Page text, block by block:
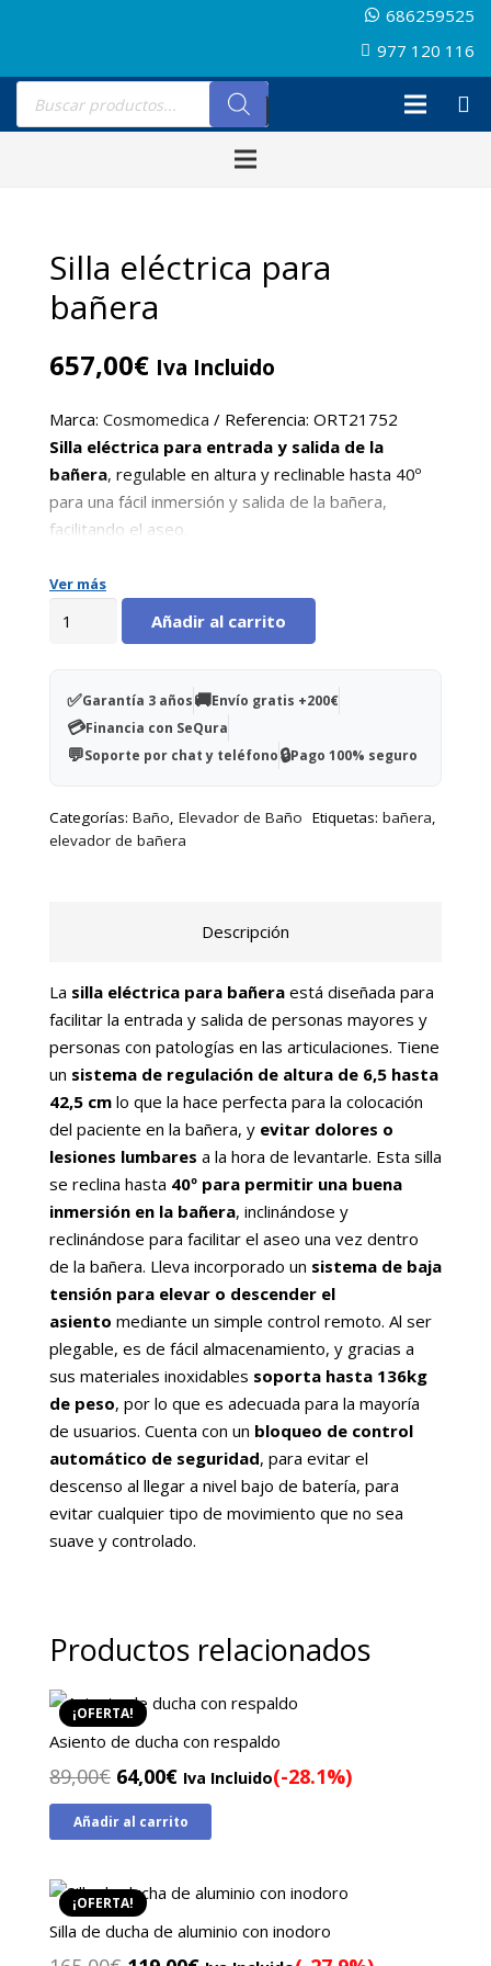
686259525
977 120 116
Búsqueda
productos
Silla eléctrica para
bañera
657,00€ Iva Incluido
Marca: Cosmomedica / Referencia: ORT21752
Silla eléctrica para entrada y salida de la
bañera, regulable en altura y reclinable hasta 40º
para una fácil inmersión y salida de la bañera,
facilitando el aseo.
Ver más
bañera
cantidad
Añadir al carrito
✅Garantía 3 años🚚Envío gratis +200€
💳Financia con SeQura
💬Soporte por chat y teléfono🔒Pago 100% seguro
Categorías: Baño Elevador de Baño Etiquetas: bañera
elevador de bañera
Descripción
La silla eléctrica para bañera está diseñada para
facilitar la entrada y salida de personas mayores y
personas con patologías en las articulaciones. Tiene
un sistema de regulación de altura de 6,5 hasta
42,5 cm lo que la hace perfecta para la colocación
del paciente en la bañera, y evitar dolores o
lesiones lumbares a la hora de levantarle. Esta silla
se reclina hasta 40º para permitir una buena
inmersión en la bañera, inclinándose y
reclinándose para facilitar el aseo una vez dentro
de la bañera. Lleva incorporado un sistema de baja
tensión para elevar o descender el
asiento mediante un simple control remoto. Al ser
plegable, es de fácil almacenamiento, y gracias a
sus materiales inoxidables soporta hasta 136kg
de peso, por lo que es adecuada para la mayoría
de usuarios. Cuenta con un bloqueo de control
automático de seguridad, para evitar el
descenso al llegar a nivel bajo de batería, para
evitar cualquier tipo de movimiento que no sea
suave y controlado.
Productos relacionados
¡OFERTA!
Asiento de ducha con respaldo
89,00€ El
precio
original
89,00€.
64,00€El
precio
actual
64,00€.
Iva Incluido(-28.1%)
Añadir al carrito
¡OFERTA!
Silla de ducha de aluminio con inodoro